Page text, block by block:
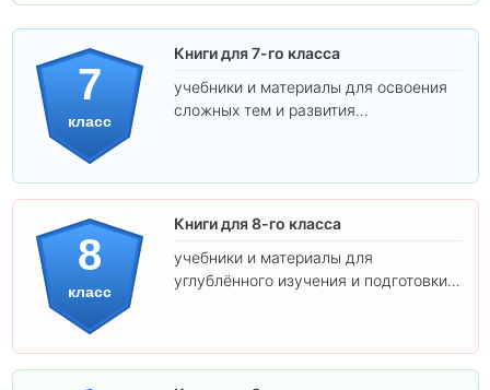
7
класс
Книги для 7-го класса
учебники и материалы для освоения
сложных тем и развития
8
класс
Книги для 8-го класса
учебники и материалы для
углублённого изучения и подготовки к